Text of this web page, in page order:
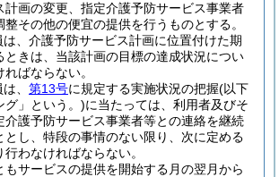
計画の変更、指定介護予防サービス事業者
その他の便宜の提供を行うものとする。
は、介護予防サービス計画に位置付けた期
ときは、当該計画の目標の達成状況につい
ばならない。
、 第13号に規定する実施状況の把握(以下
グ」という。)に当たっては、利用者及びそ
介護予防サービス事業者等との連絡を継続
とし、特段の事情のない限り、次に定める
行わなければならない。
もサービスの提供を開始する月の翌月から